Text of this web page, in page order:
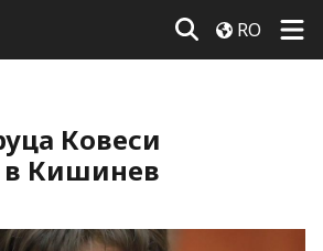
RO
Ковеси
в Кишинев